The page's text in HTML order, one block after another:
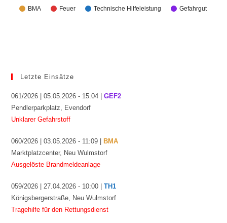
BMA Feuer Technische Hilfeleistung Gefahrgut
Letzte Einsätze
061/2026 | 05.05.2026 - 15:04 |GEF2
Pendlerparkplatz, Evendorf
Unklarer Gefahrstoff
060/2026 | 03.05.2026 - 11:09 |
BMA
Marktplatzcenter, Neu Wulmstorf
Ausgelöste Brandmeldeanlage
059/2026 | 27.04.2026 - 10:00 |TH1
Königsbergerstraße, Neu Wulmstorf
Tragehilfe für den Rettungsdienst